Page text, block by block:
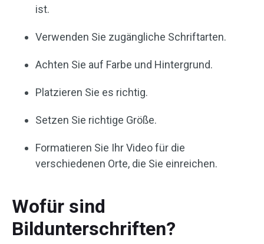
ist.
Verwenden Sie zugängliche Schriftarten.
Achten Sie auf Farbe und Hintergrund.
Platzieren Sie es richtig.
Setzen Sie richtige Größe.
Formatieren Sie Ihr Video für die
verschiedenen Orte, die Sie einreichen.
Wofür sind
Bildunterschriften?